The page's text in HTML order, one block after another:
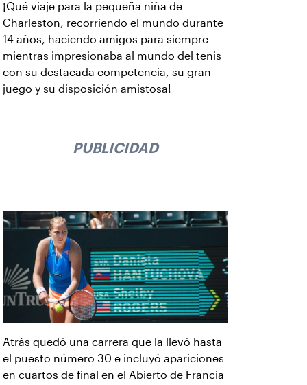
¡Qué viaje para la pequeña niña de
Charleston, recorriendo el mundo durante
14 años, haciendo amigos para siempre
mientras impresionaba al mundo del tenis
con su destacada competencia, su gran
juego y su disposición amistosa!
PUBLICIDAD
Atrás quedó una carrera que la llevó hasta
el puesto número 30 e incluyó apariciones
en cuartos de final en el Abierto de Francia